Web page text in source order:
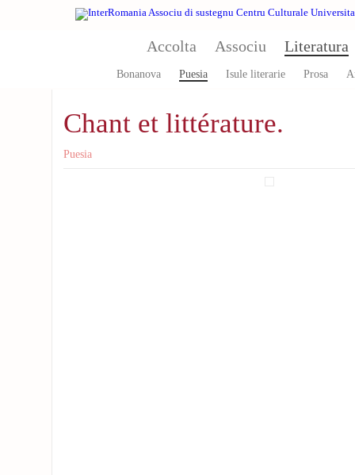
Accolta Associu Literatura
Bonanova Puesia Isule literarie Prosa
Chant et littérature.
Puesia